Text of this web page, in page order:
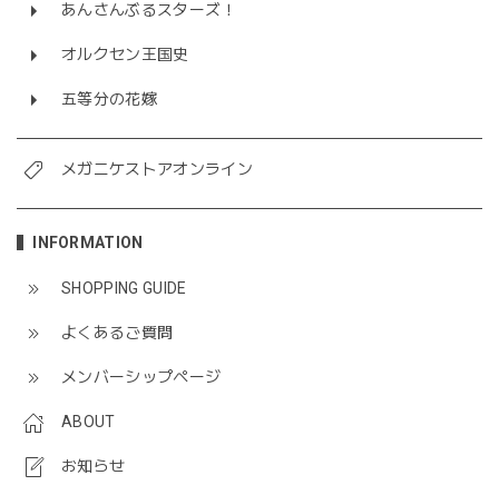
あんさんぶるスターズ！
オルクセン王国史
五等分の花嫁
メガニケストアオンライン
INFORMATION
SHOPPING GUIDE
よくあるご質問
メンバーシップページ
ABOUT
お知らせ